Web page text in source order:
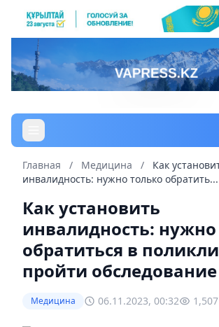
Главная / Медицина /
Как
инвалидность: нужно только обратить...
Как установить
инвалидность: нужно
обратиться в
пройти обследование
Медицина 06.11.2023, 00:32 1,507